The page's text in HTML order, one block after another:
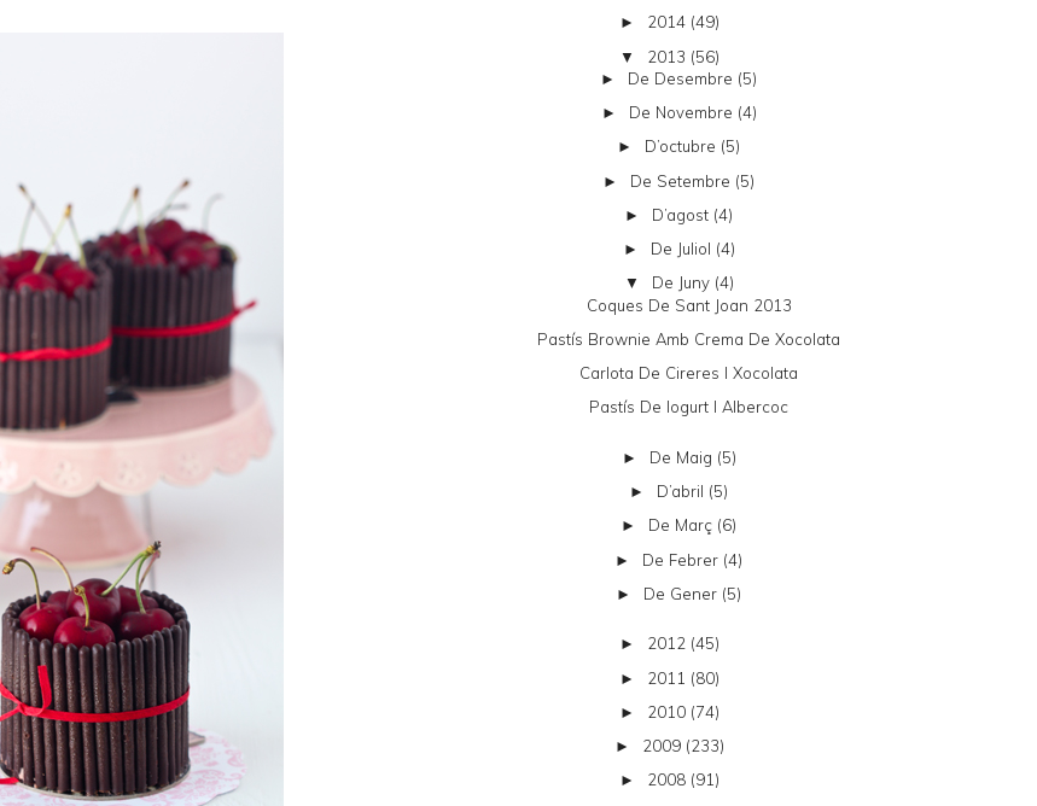
► 2014 (49)
▼ 2013 (56)
► De Desembre (5)
► De Novembre (4)
► D’octubre (5)
► De Setembre (5)
► D’agost (4)
► De Juliol (4)
▼ De Juny (4)
Coques De Sant Joan 2013
Pastís Brownie Amb Crema De Xocolata
Carlota De Cireres I Xocolata
Pastís De Iogurt I Albercoc
► De Maig (5)
► D’abril (5)
► De Març (6)
► De Febrer (4)
► De Gener (5)
► 2012 (45)
► 2011 (80)
► 2010 (74)
► 2009 (233)
► 2008 (91)